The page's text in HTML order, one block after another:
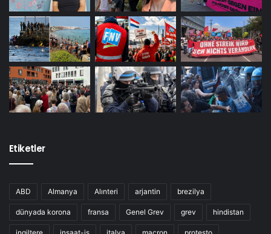
Etiketler
ABD Almanya Alınteri arjantin brezilya
dünyada korona fransa Genel Grev grev hindistan